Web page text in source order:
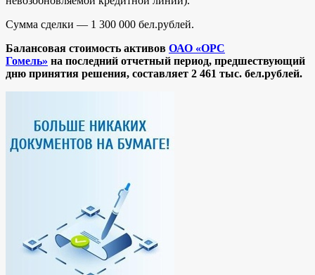
Сумма сделки — 1 300 000 бел.рублей.
Балансовая стоимость активов ОАО «ОРС
Гомель» на последний отчетный период, предшествующий
дню принятия решения, составляет 2 461 тыс. бел.рублей.